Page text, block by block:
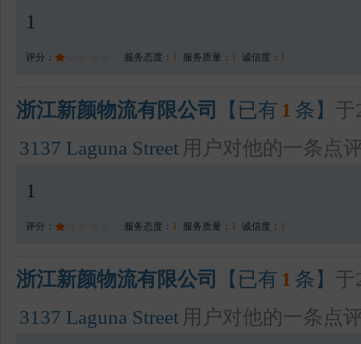
1
评分： 服务态度： 1 服务质量： 1 诚信度： 1
浙江新颜物流有限公司 【已有 1 条】 于
3137 Laguna Street 用户对他的一条点
1
评分： 服务态度： 1 服务质量： 1 诚信度： 1
浙江新颜物流有限公司 【已有 1 条】 于
3137 Laguna Street 用户对他的一条点